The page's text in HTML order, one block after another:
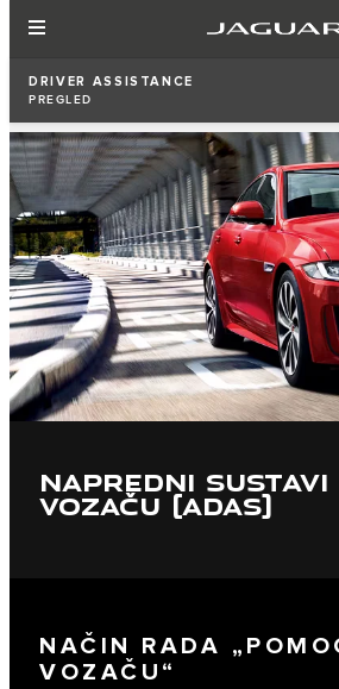
DRIVER ASSISTANCE
PREGLED
NAPREDNI SUSTAVI
VOZAČU (ADAS)
NAČIN RADA
VOZAČU“